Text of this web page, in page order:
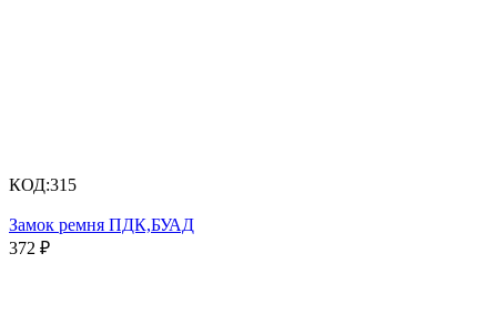
КОД:315
Замок ремня ПДК,БУАД
372 ₽